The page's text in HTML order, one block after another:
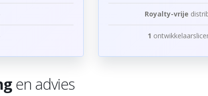
Royalty-vrije
1
en advies